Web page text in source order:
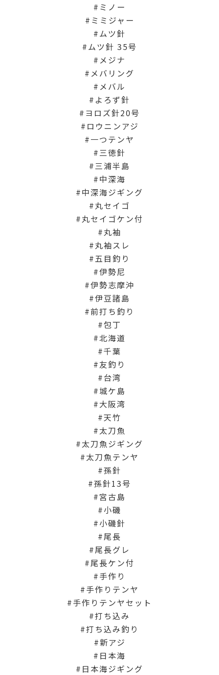
ミノー
ミミジャー
ムツ針
ムツ針 35号
メジナ
メバリング
メバル
よろず針
ヨロズ針20号
ロウニンアジ
一つテンヤ
三徳針
三浦半島
中深海
中深海ジギング
丸セイゴ
丸セイゴケン付
丸袖
丸袖スレ
五目釣り
伊勢尼
伊勢志摩沖
伊豆諸島
前打ち釣り
包丁
北海道
千葉
友釣り
台湾
城ケ島
大阪湾
天竹
太刀魚
太刀魚ジギング
太刀魚テンヤ
孫針
孫針13号
宮古島
小磯
小磯針
尾長
尾長グレ
尾長ケン付
手作り
手作りテンヤ
手作りテンヤセット
打ち込み
打ち込み釣り
新アジ
日本海
日本海ジギング